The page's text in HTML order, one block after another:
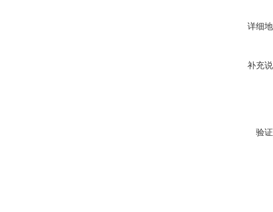
详细
补充
验